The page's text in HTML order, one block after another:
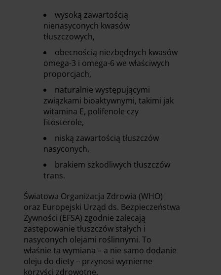
wysoką zawartością
nienasyconych kwasów
tłuszczowych,
obecnością niezbędnych kwasów
omega-3 i omega-6 we właściwych
proporcjach,
naturalnie występującymi
związkami bioaktywnymi, takimi jak
witamina E, polifenole czy
fitosterole,
niską zawartością tłuszczów
nasyconych,
brakiem szkodliwych tłuszczów
trans.
Światowa Organizacja Zdrowia (WHO)
oraz Europejski Urząd ds. Bezpieczeństwa
Żywności (EFSA) zgodnie zalecają
zastępowanie tłuszczów stałych i
nasyconych olejami roślinnymi. To
właśnie ta wymiana – a nie samo dodanie
oleju do diety – przynosi wymierne
korzyści zdrowotne.